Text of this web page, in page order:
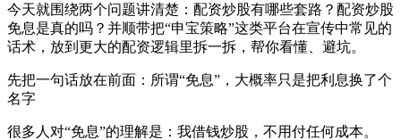
今天就围绕两个问题讲清楚：配资炒股有哪些套路？配资炒股
免息是真的吗？并顺带把“申宝策略”这类平台在宣传中常见的
话术，放到更大的配资逻辑里拆一拆，帮你看懂、避坑。
先把一句话放在前面：所谓“免息”，大概率只是把利息换了个
名字
很多人对“免息”的理解是：我借钱炒股，不用付任何成本。